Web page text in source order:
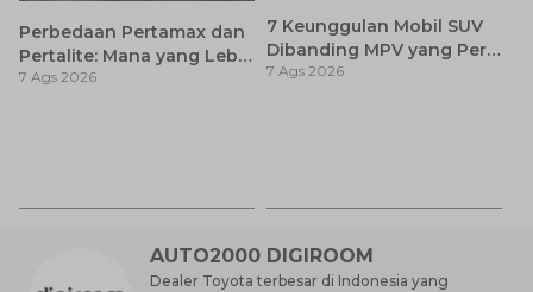
Perbedaan Pertamax dan
Pertalite: Mana yang Lebih
Baik untuk Mobil Toyota
7 Ags 2026
7 Keunggulan Mobil SUV
Dibanding MPV yang Perlu
Anda Ketahui
7 Ags 2026
AUTO2000 DIGIROOM
Dealer Toyota terbesar di Indonesia yang